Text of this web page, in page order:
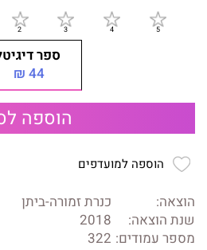
ספר
44 ₪
הוספה
הוספה למועדפים
הוצאה:
כנרת זמורה-ביתן
שנת הוצאה:
2018
מספר עמודים: 322